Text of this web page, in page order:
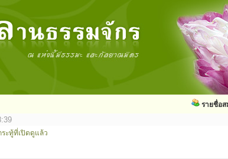
รายชื่อ
ระทู้ที่เปิดดูแล้ว